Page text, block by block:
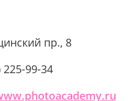
пр., 8
225-99-34